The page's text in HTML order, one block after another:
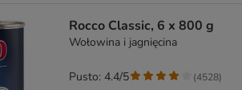
Rocco Classic, 6 x 800 g
Wołowina i jagnięcina
Pusto: 4.4/5 (4528)